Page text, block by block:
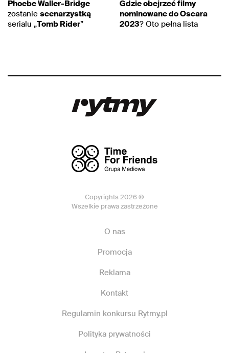
Phoebe Waller-Bridge
zostanie scenarzystką
serialu „Tomb Rider”
Gdzie obejrzeć filmy
nominowane do Oscara
2023? Oto pełna lista
Copyrights 2026 ©
Wszelkie prawa zastrzeżone
O nas
Promocja
Reklama
Kontakt
Regulamin konkursu Rytmy.pl
Polityka prywatności